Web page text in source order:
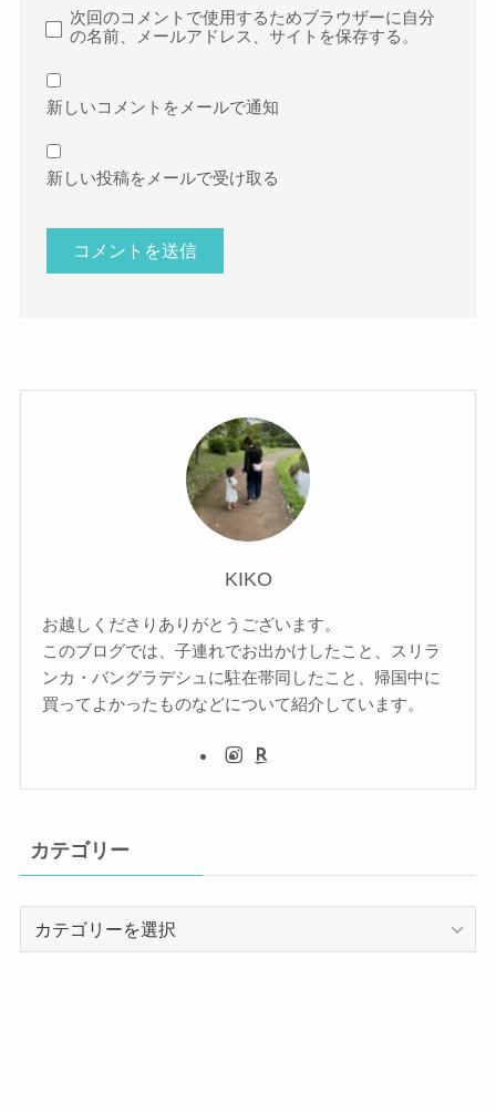
次回のコメントで使用するためブラウザーに自分
の名前、メールアドレス、サイトを保存する。
新しいコメントをメールで通知
新しい投稿をメールで受け取る
KIKO
お越しくださりありがとうございます。
このブログでは、子連れでお出かけしたこと、スリラ
ンカ・バングラデシュに駐在帯同したこと、帰国中に
買ってよかったものなどについて紹介しています。
カテゴリー